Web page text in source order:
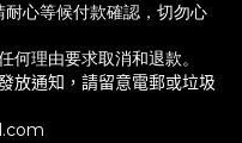
心等候付款確認，切勿心
何理由要求取消和退款。
放通知 ， 請留意電郵或垃圾